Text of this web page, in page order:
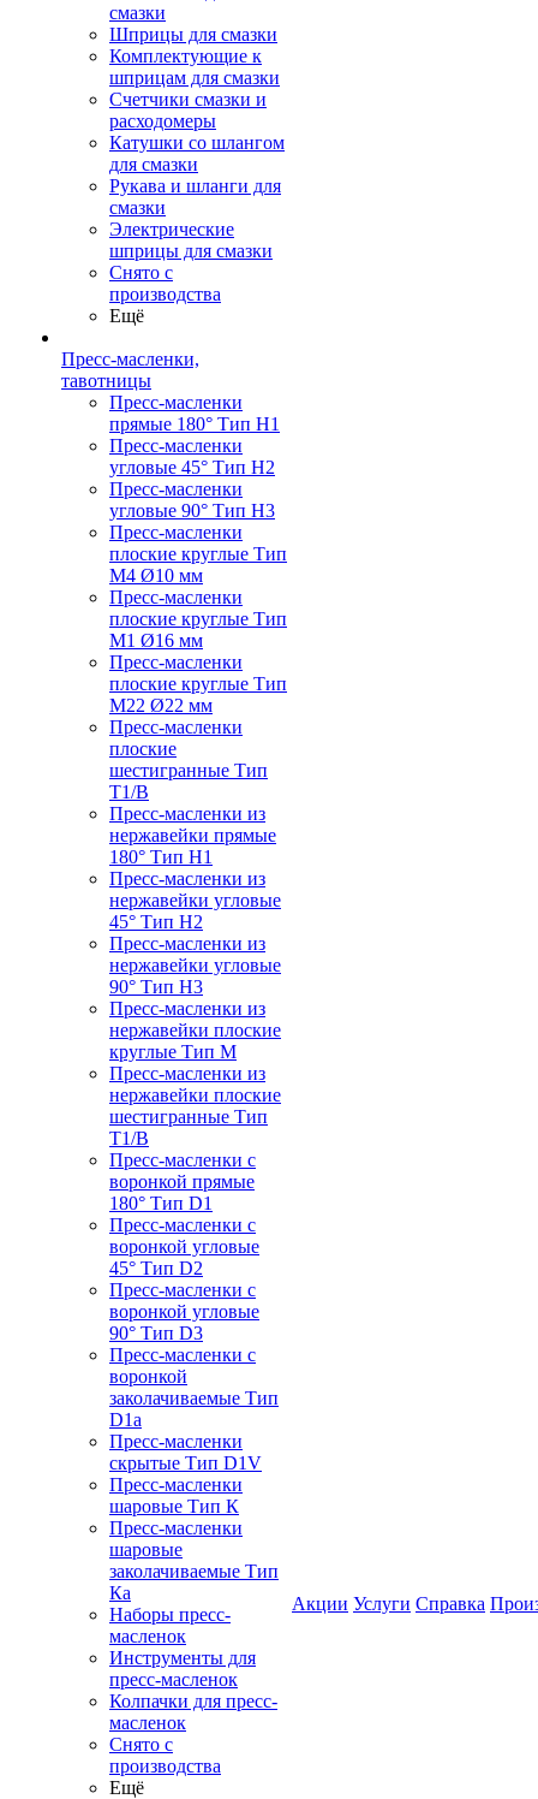
смазки
Шприцы для смазки
Комплектующие к
шприцам для смазки
Счетчики смазки и
расходомеры
Катушки со шлангом
для смазки
Рукава и шланги для
смазки
Электрические
шприцы для смазки
Снято с
производства
Ещё
Пресс-масленки,
тавотницы
Пресс-масленки
прямые 180° Тип H1
Пресс-масленки
угловые 45° Тип H2
Пресс-масленки
угловые 90° Тип H3
Пресс-масленки
плоские круглые Тип
M4 Ø10 мм
Пресс-масленки
плоские круглые Тип
M1 Ø16 мм
Пресс-масленки
плоские круглые Тип
M22 Ø22 мм
Пресс-масленки
плоские
шестигранные Тип
T1/B
Пресс-масленки из
нержавейки прямые
180° Тип H1
Пресс-масленки из
нержавейки угловые
45° Тип H2
Пресс-масленки из
нержавейки угловые
90° Тип H3
Пресс-масленки из
нержавейки плоские
круглые Тип M
Пресс-масленки из
нержавейки плоские
шестигранные Тип
T1/B
Пресс-масленки с
воронкой прямые
180° Тип D1
Пресс-масленки с
воронкой угловые
45° Тип D2
Пресс-масленки с
воронкой угловые
90° Тип D3
Пресс-масленки с
воронкой
заколачиваемые Тип
D1a
Пресс-масленки
скрытые Тип D1V
Пресс-масленки
шаровые Тип К
Пресс-масленки
шаровые
заколачиваемые Тип
Кa
Наборы пресс-
масленок
Инструменты для
пресс-масленок
Колпачки для пресс-
масленок
Снято с
производства
Ещё
Акции Услуги Справка